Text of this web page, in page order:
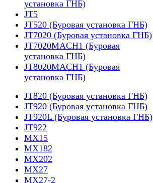
установка ГНБ)
JT5
JT520 (Буровая установка ГНБ)
JT7020 (Буровая установка ГНБ)
JT7020MACH1 (Буровая
установка ГНБ)
JT8020MACH1 (Буровая
установка ГНБ)
JT820 (Буровая установка ГНБ)
JT920 (Буровая установка ГНБ)
JT920L (Буровая установка ГНБ)
JT922
MX15
MX182
MX202
MX27
MX27-2